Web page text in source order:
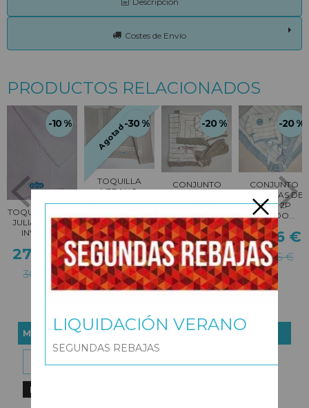
MARCAS
Costes de Envío
PRODUCTOS RELACIONADOS
-10 %
TOQUILLA BEBÉ
JULIANA UVES
INVIERNO
27,86 €
30,95 €
Agotado-30 %
TOQUILLA
VERANO
CALADA
38,47 €
54,95 €
-20 %
CONJUNTO
HILO 2P
RAYADO...
23,16 €
28,95 €
-20 %
CONJUNTO
POLAINAS DE
HILO 2P
RAYADO...
23,16 €
28,95 €
LIQUIDACIÓN VERANO
SEGUNDAS REBAJAS